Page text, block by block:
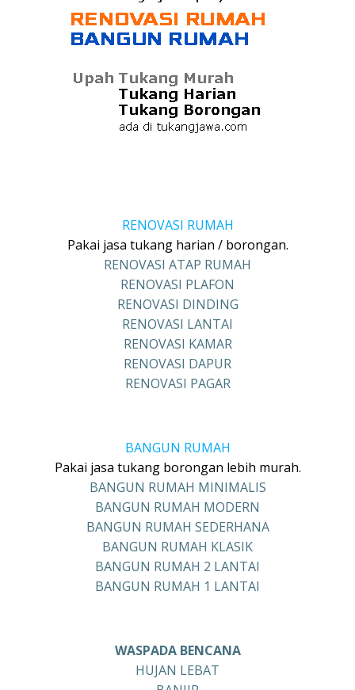
RENOVASI RUMAH
Pakai jasa tukang harian / borongan.
RENOVASI ATAP RUMAH
RENOVASI PLAFON
RENOVASI DINDING
RENOVASI LANTAI
RENOVASI KAMAR
RENOVASI DAPUR
RENOVASI PAGAR
BANGUN RUMAH
Pakai jasa tukang borongan lebih murah.
BANGUN RUMAH MINIMALIS
BANGUN RUMAH MODERN
BANGUN RUMAH SEDERHANA
BANGUN RUMAH KLASIK
BANGUN RUMAH 2 LANTAI
BANGUN RUMAH 1 LANTAI
WASPADA BENCANA
HUJAN LEBAT